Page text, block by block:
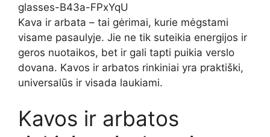
glasses-B43a-FPxYqU
Kava ir arbata – tai gėrimai, kurie mėgstami
visame pasaulyje. Jie ne tik suteikia energijos ir
geros nuotaikos, bet ir gali tapti puikia verslo
dovana. Kavos ir arbatos rinkiniai yra praktiški,
universalūs ir visada laukiami.
Kavos ir arbatos